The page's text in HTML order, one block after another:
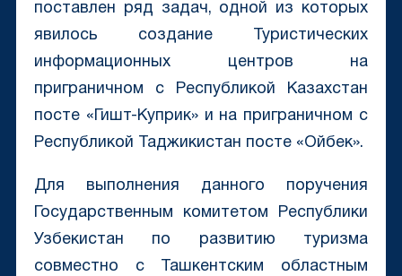
поставлен ряд задач, одной из которых
явилось создание Туристических
информационных центров на
приграничном с Республикой Казахстан
посте «Гишт-Куприк» и на приграничном с
Республикой Таджикистан посте «Ойбек».
Для выполнения данного поручения
Государственным комитетом Республики
Узбекистан по развитию туризма
совместно с Ташкентским областным